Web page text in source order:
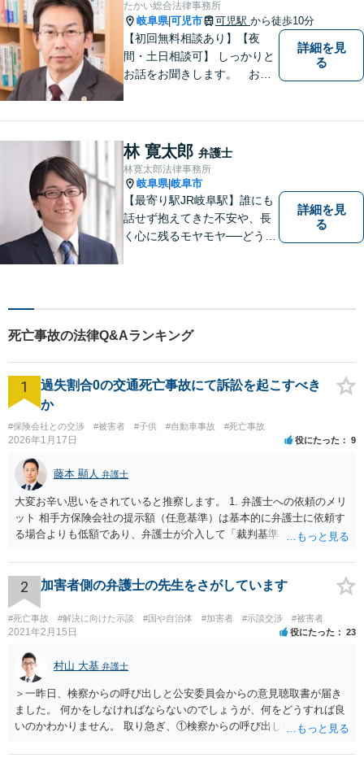
を解決してきました。
たかい総合法律事務所
岐阜県|可児市 可児駅 から徒歩10分
【初回無料相談あり】【夜
間・土日相談可】 しっかりと
お話をお聞きします。 お気
詳細を見
る
林 寛太郎 弁護士
林寛太郎法律事務所
岐阜県|岐阜市
【最寄り駅JR岐阜駅】誰にも
話せず抱えてきた不安や、長
く心に残るモヤモヤ──どうぞ
一緒に見つけていきます。
密着型の法律事務所】
詳細を見
る
死亡事故の法律Q&Aランキング
1
過失割合0の交通死亡事故にて訴訟を起こすべき
か
#保険会社との交渉 #被害者 #子供 #自動車事故 #死亡事故
2026年1月17日 役にたった 9
藤本 顯人 弁護士
大変お辛い思いをされていると推察します。 1. 弁護士への依頼のメリ
ット 相手方保険会社の提示額（任意基準）は基本的に弁護士に依頼す
る場合よりも低額であり、弁護士が介入して「裁判基準（弁護士基
いです。 2. 訴訟と示談交渉のメリット・デメリット 判決（訴訟）: 勝
訴判決まで至れば、本来の賠償額に加え「遅延損害金（事故時から発
生）」と「弁護士費用相当額（認容額の約1割）」が加算されます。
訴訟上の和解: 訴訟を起こしても、判決前に裁判所での「和解」で終わ
るケースが多いです。 この場合、遅延損害金や弁護士費用はカットさ
あります。 3. 逸失利益（将来の収入）の計算 未就学女児の場合、賃
金センサスの「男女全年齢平均賃金」などを用いて計算することが多
いです。 一般的に「大卒（22歳就労）」前提で計算した方が、「高卒
（18歳就労）」よりも総額が高くなる傾向にあります。 なお、それが
認められるかはご両親の学歴や教育方針や実際の教育状況がどうだっ
2 加害者側の弁護士の先生をさがしています
#死亡事故 #解決に向けた示談 #国や自治体 #加害者 #示談交渉 #被害者
2021年2月15日 役にたった 23
村山 大基 弁護士
＞一昨日、検察からの呼び出しと公安委員会からの意見聴取書が届き
ました。 何かをしなければならないのでしょうが、何をどうすれば良
いのかわかりません。 取り急ぎ、①検察からの呼び出しにはきちんと
いいと思います。 ＞示談と刑事の両方を相談できる弁護士の先生をさ